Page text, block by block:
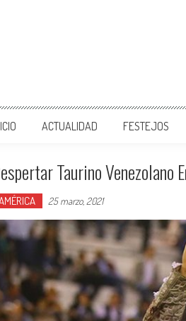
ACTUALIDAD FESTEJOS
Taurino Venezolano
25 marzo, 2021